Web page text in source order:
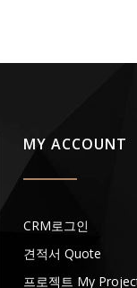
MY ACCOUNT
CRM로그인
견적서 Quote
프로젝트 My